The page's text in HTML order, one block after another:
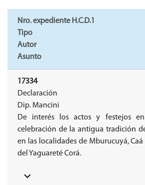
Nro. expediente H.C.D.1
Tipo
Autor
Asunto
17334
Declaración
Dip. Mancini
De interés los actos y festejos
celebración de la antigua tradición de
en las localidades de Mburucuyá,
del Yaguareté Corá.